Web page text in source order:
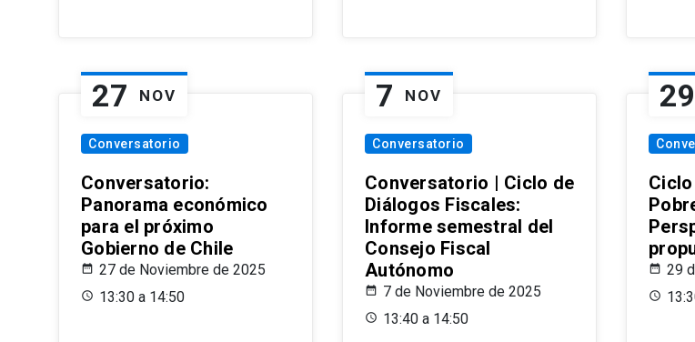
27 NOV
Conversatorio
Conversatorio:
Panorama económico
para el próximo
Gobierno de Chile
27 de Noviembre de 2025
13:30 a 14:50
7 NOV
Conversatorio
Conversatorio | Ciclo de
Diálogos Fiscales:
Informe semestral del
Consejo Fiscal
Autónomo
7 de Noviembre de 2025
13:40 a 14:50
29
29